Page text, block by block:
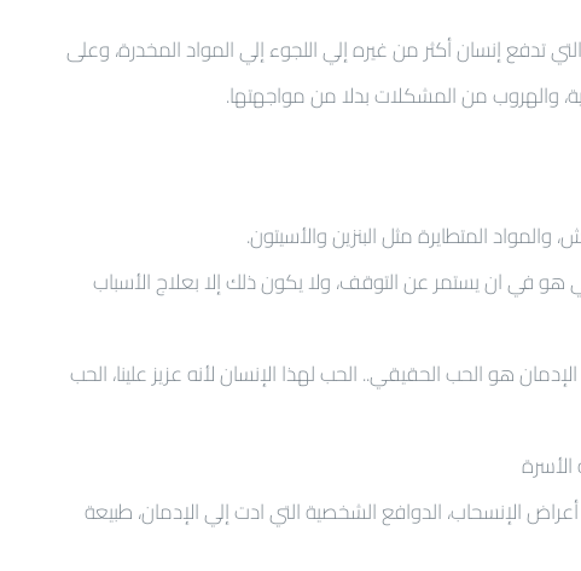
إنسان أكثر من غيره إلي اللجوء إلي المواد المخدرة، وعلى
والهروب من المشكلات بدلا من مواجهتها.
والمواد المتطايرة مثل البنزين والأسيتون.
في ان يستمر عن التوقف، ولا يكون ذلك إلا بعلاج الأسباب
هو الحب الحقيقي.. الحب لهذا الإنسان لأنه عزيز علينا، الحب
الإنسحاب، الدوافع الشخصية التي ادت إلي الإدمان، طبيعة